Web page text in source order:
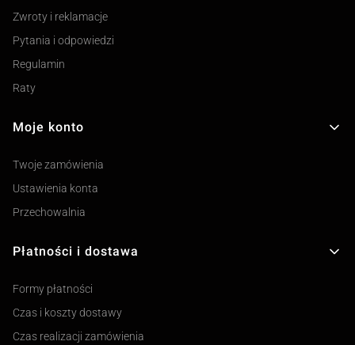
Zwroty i reklamacje
Pytania i odpowiedzi
Regulamin
Raty
Moje konto
Twoje zamówienia
Ustawienia konta
Przechowalnia
Płatności i dostawa
Formy płatności
Czas i koszty dostawy
Czas realizacji zamówienia